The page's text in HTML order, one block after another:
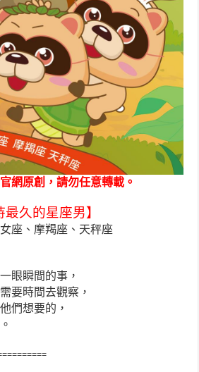
網原創，請勿任意轉載。
最久的星座男】
座、摩羯座、天秤座
眼瞬間的事，
要時間去觀察，
們想要的，